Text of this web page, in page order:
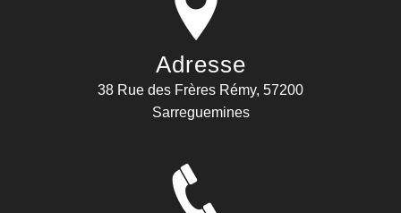
Adresse
38 Rue des Frères Rémy, 57200
Sarreguemines